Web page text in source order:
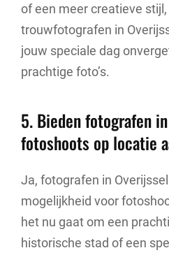
of een meer creatieve
trouwfotografen in
jouw speciale dag
prachtige foto’s.
5. Bieden fotografen
fotoshoots op locatie
Ja, fotografen in
mogelijkheid voor
het nu gaat om een
historische stad of een